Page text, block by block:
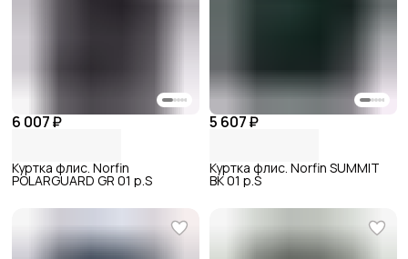
6 007 ₽
Куртка флис. Norfin
POLARGUARD GR 01 р.S
5 607 ₽
Куртка флис. Norfin SUMMIT
BK 01 р.S